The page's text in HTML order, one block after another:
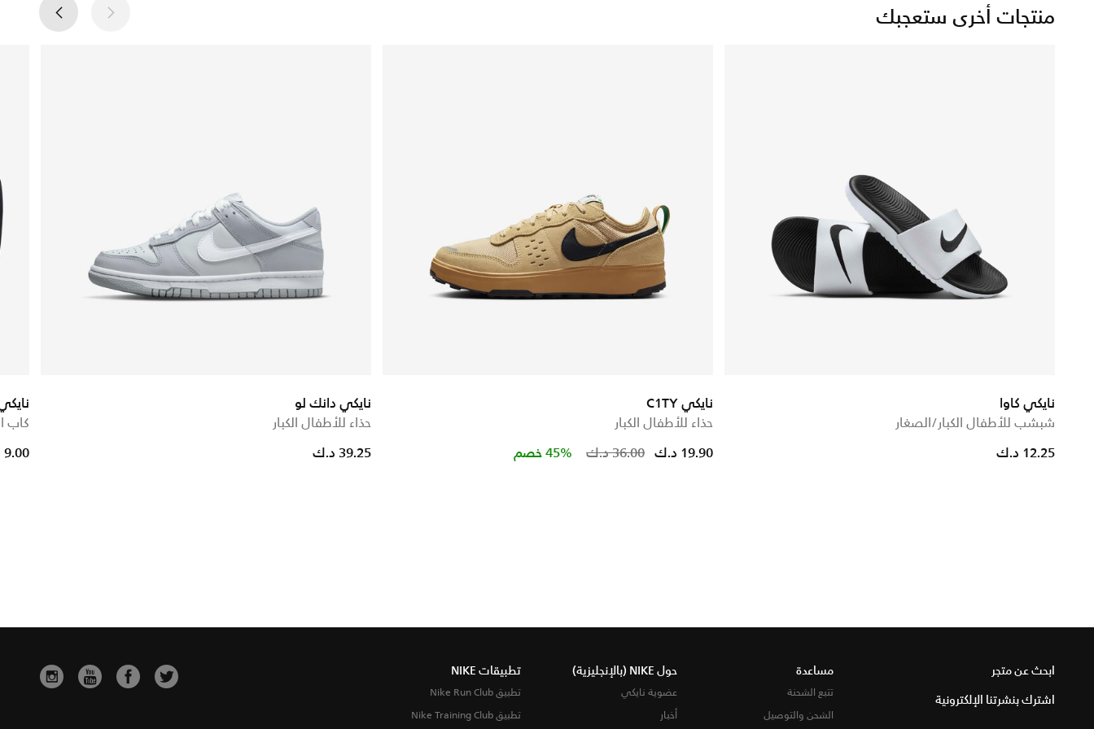
منتجات أخرى ستعجبك
نايكي كاوا
شبشب للأطفال الكبار/الصغار
12.25 د.ك
نايكي C1TY
حذاء للأطفال الكبار
Price reduced from
36.00 د.ك to
19.90 د.ك 45% خصم
نايكي دانك لو
حذاء للأطفال الكبار
39.25 د.ك
كاب
9.00 د.ك
ابحث عن متجر
اشترك بنشرتنا الإلكترونية
مساعدة
تتبع الشحنة
الشحن والتوصيل
حول NIKE (بالإنجليزية)
عضوية نايكي
أخبار
تطبيقات NIKE
تطبيق Nike Run Club
تطبيق Nike Training Club